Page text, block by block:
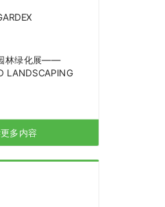
林绿化展——
LANDSCAPING
多内容